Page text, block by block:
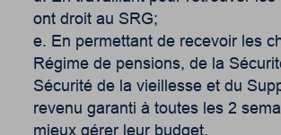
ont droit au SRG;
En permettant de recevoir les
Régime de pensions, de la
Sécurité de la vieillesse et du
revenu garanti à toutes les 2
mieux gérer leur budget.